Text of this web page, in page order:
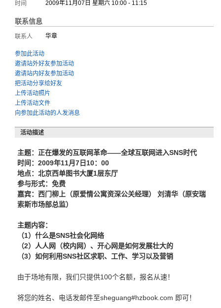
时间
2009年11月07日 星期六 10:00 - 11:15
联系信息
联系人 华章
参加此活动
邀请站外好友参加活动
邀请站内好友参加活动
把活动分享给好友
上传活动照片
上传活动文件
向参加此活动的人发消息
活动描述
主题：正在爆发的互联网革命——全球互联网进入SNS时代
时间：2009年11月7日10：00
地点：北京西单图书大厦1层东厅
参与形式：免费
嘉宾：西门柳上（原爱情公寓资深公关经理） 刘清华（原安瑞
索斯市场部总监）
主题内容：
（1）什么是SNS社会化网络
（2）人人网（校内网）、开心网是如何发展壮大的
（3）如何利用SNS社区求职、工作、学习以及营销
由于场地有限，我们只提供100个名额，报名从速！
将您的姓名、电话发邮件至sheguang#hzbook.com 即可！